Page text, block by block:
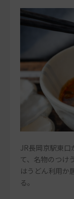
JR長岡京駅東口
て、名物のつけ
はうどん利用か
る。